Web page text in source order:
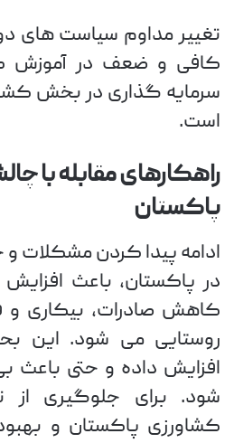
تغییر مداوم سیاست های
کافی و ضعف در آموزش
سرمایه گذاری در بخش
است.
راهکارهای مقابله با
پاکستان
ادامه پیدا کردن مشکلات
در پاکستان، باعث افزایش
کاهش صادرات، بیکاری و
روستایی می شود. این
افزایش داده و حتی باعث
شود. برای جلوگیری
کشاورزی پاکستان و